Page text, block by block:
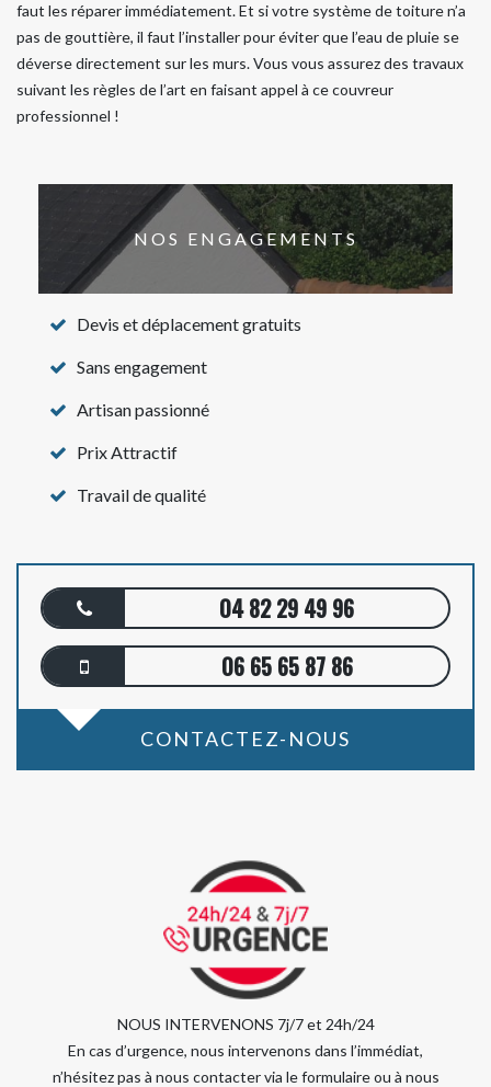
faut les réparer immédiatement. Et si votre système de toiture n’a
pas de gouttière, il faut l’installer pour éviter que l’eau de pluie se
déverse directement sur les murs. Vous vous assurez des travaux
suivant les règles de l’art en faisant appel à ce couvreur
professionnel !
NOS ENGAGEMENTS
Devis et déplacement gratuits
Sans engagement
Artisan passionné
Prix Attractif
Travail de qualité
04 82 29 49 96
06 65 65 87 86
CONTACTEZ-NOUS
NOUS INTERVENONS 7j/7 et 24h/24
En cas d’urgence, nous intervenons dans l’immédiat,
n’hésitez pas à nous contacter via le formulaire ou à nous